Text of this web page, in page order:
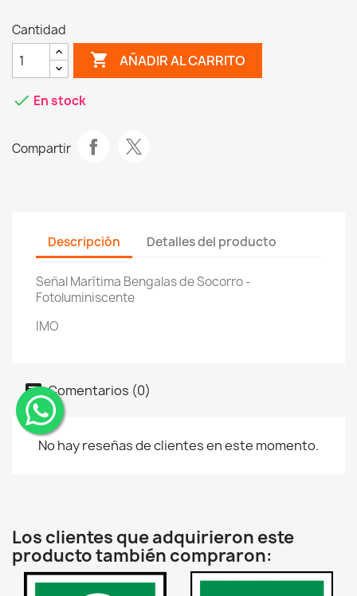
Cantidad
shopping_cart AÑADIR AL CARRITO
check En stock
Compartir
Descripción Detalles del producto
Señal Marítima Bengalas de Socorro -
Fotoluminiscente
IMO
Comentarios (0)
No hay reseñas de clientes en este momento.
Los clientes que adquirieron este
producto también compraron:
¨